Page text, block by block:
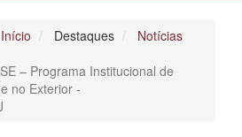
Início Destaques
Notícias
– Programa Institucional de
no Exterior -